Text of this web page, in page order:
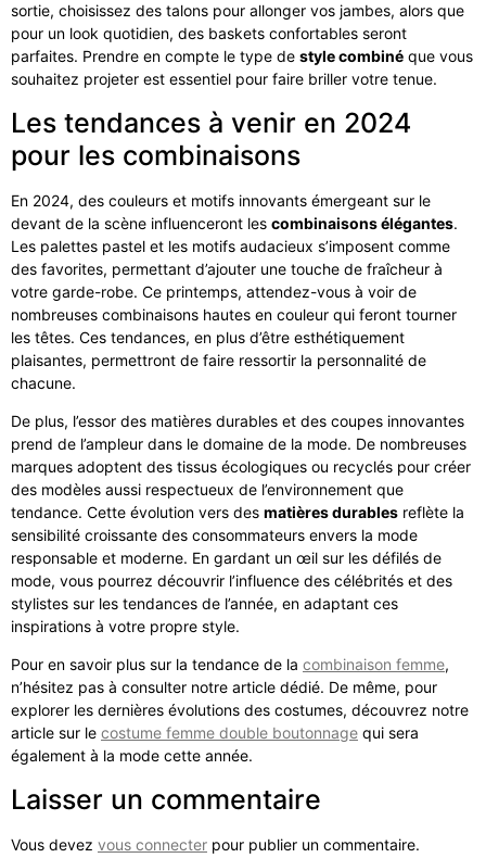
sortie, choisissez des talons pour allonger vos jambes, alors que
pour un look quotidien, des baskets confortables seront
parfaites. Prendre en compte le type de style combiné que vous
souhaitez projeter est essentiel pour faire briller votre tenue.
Les tendances à venir en 2024
pour les combinaisons
En 2024, des couleurs et motifs innovants émergeant sur le
devant de la scène influenceront les combinaisons élégantes.
Les palettes pastel et les motifs audacieux s’imposent comme
des favorites, permettant d’ajouter une touche de fraîcheur à
votre garde-robe. Ce printemps, attendez-vous à voir de
nombreuses combinaisons hautes en couleur qui feront tourner
les têtes. Ces tendances, en plus d’être esthétiquement
plaisantes, permettront de faire ressortir la personnalité de
chacune.
De plus, l’essor des matières durables et des coupes innovantes
prend de l’ampleur dans le domaine de la mode. De nombreuses
marques adoptent des tissus écologiques ou recyclés pour créer
des modèles aussi respectueux de l’environnement que
tendance. Cette évolution vers des matières durables reflète la
sensibilité croissante des consommateurs envers la mode
responsable et moderne. En gardant un œil sur les défilés de
mode, vous pourrez découvrir l’influence des célébrités et des
stylistes sur les tendances de l’année, en adaptant ces
inspirations à votre propre style.
Pour en savoir plus sur la tendance de la combinaison femme,
n’hésitez pas à consulter notre article dédié. De même, pour
explorer les dernières évolutions des costumes, découvrez notre
article sur le costume femme double boutonnage qui sera
également à la mode cette année.
Laisser un commentaire
Vous devez vous connecter pour publier un commentaire.